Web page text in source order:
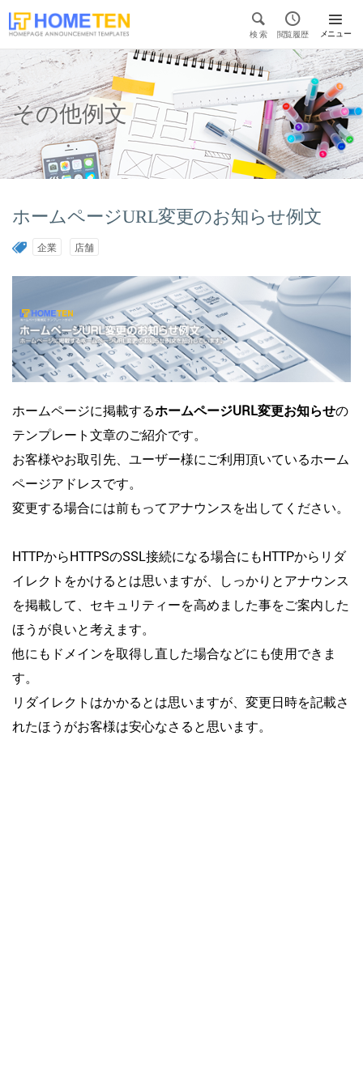

検 索

閲覧履歴 メニュー

その他例文
ホームページURL変更のお知らせ例文
企業 店舗
ホームページに掲載するホームページURL変更お知らせの
テンプレート文章のご紹介です。
お客様やお取引先、ユーザー様にご利用頂いているホーム
ページアドレスです。
変更する場合には前もってアナウンスを出してください。
HTTPからHTTPSのSSL接続になる場合にもHTTPからリダ
イレクトをかけるとは思いますが、しっかりとアナウンス
を掲載して、セキュリティーを高めました事をご案内した
ほうが良いと考えます。
他にもドメインを取得し直した場合などにも使用できま
す。
リダイレクトはかかるとは思いますが、変更日時を記載さ
れたほうがお客様は安心なさると思います。